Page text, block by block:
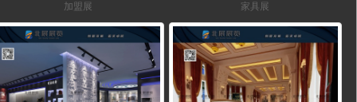
加盟展 家具展